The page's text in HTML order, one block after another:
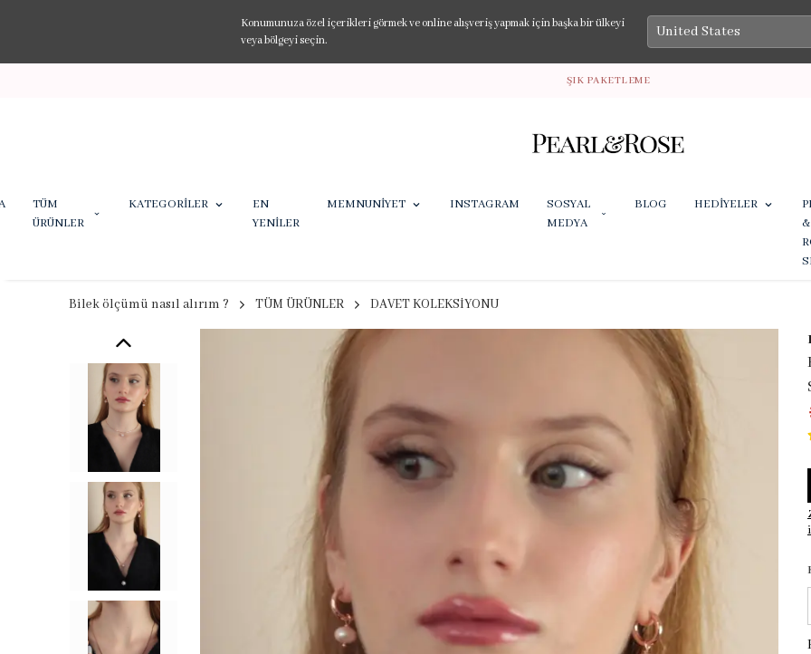
Konumunuza özel içerikleri görmek ve online alışveriş yapmak için başka bir ülkeyi
veya bölgeyi seçin.
ŞIK PAKETLEME
TÜM
ÜRÜNLER
KATEGORİLER
EN
YENİLER
MEMNUNİYET INSTAGRAM
SOSYAL
MEDYA
BLOG HEDİYELER
&
Bilek ölçümü nasıl alırım ? TÜM ÜRÜNLER DAVET KOLEKSİYONU